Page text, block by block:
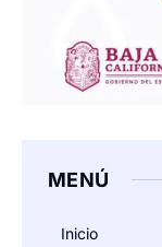
MENÚ
Inicio